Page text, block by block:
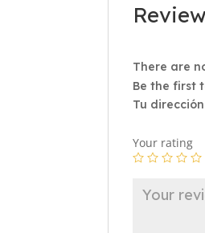
There are
Be the first
Tu
Your rating